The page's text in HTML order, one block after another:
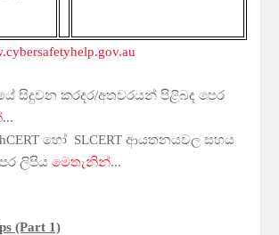
සිදුවන කරදර/අතවරයන් පිළිබඳ පෙර
...
හෝ SLCERT ආයතනයවල සහය
ලිපිය මෙතැනින්...
(Part 1)